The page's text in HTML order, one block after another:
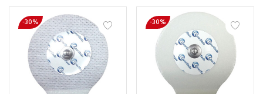
-30% -30%